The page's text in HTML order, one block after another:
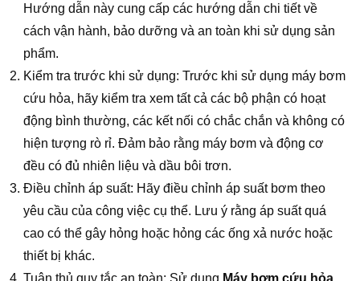
Hướng dẫn này cung cấp các hướng dẫn chi tiết về
cách vận hành, bảo dưỡng và an toàn khi sử dụng sản
phẩm.
Kiểm tra trước khi sử dụng: Trước khi sử dụng máy bơm
cứu hỏa, hãy kiểm tra xem tất cả các bộ phận có hoạt
động bình thường, các kết nối có chắc chắn và không có
hiện tượng rò rỉ. Đảm bảo rằng máy bơm và động cơ
đều có đủ nhiên liệu và dầu bôi trơn.
Điều chỉnh áp suất: Hãy điều chỉnh áp suất bơm theo
yêu cầu của công việc cụ thể. Lưu ý rằng áp suất quá
cao có thể gây hỏng hoặc hỏng các ống xả nước hoặc
thiết bị khác.
Tuân thủ quy tắc an toàn: Sử dụng Máy bơm cứu hỏa